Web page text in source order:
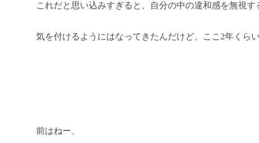
これだと思い込みすぎると、自分の中の違和感を無視す
気を付けるようにはなってきたんだけど、ここ2年くら
前はねー、